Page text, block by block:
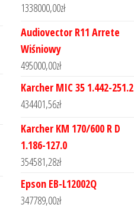
1338000,00zł
Audiovector R11 Arrete
Wiśniowy
495000,00zł
Karcher MIC 35 1.442-251.2
434401,56zł
Karcher KM 170/600 R D
1.186-127.0
354581,28zł
Epson EB-L12002Q
347789,00zł